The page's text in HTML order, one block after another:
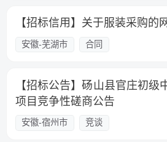
【招标信用】关于服装采购的
安徽-芜湖市 合同
【招标公告】砀山县官庄初级
项目竞争性磋商公告
安徽-宿州市 竞谈